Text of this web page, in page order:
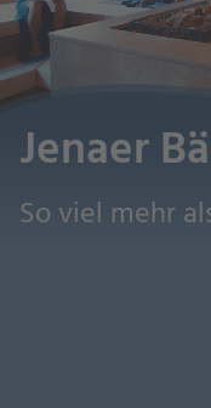
Jenaer
So viel mehr